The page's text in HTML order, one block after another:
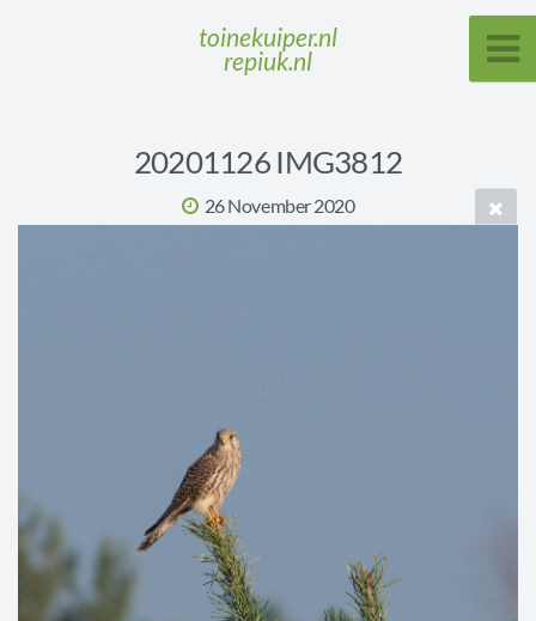
toinekuiper.nl
repiuk.nl
20201126 IMG3812
26 November 2020